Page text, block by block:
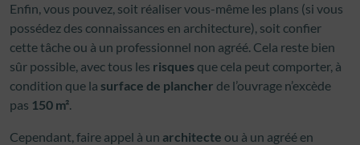
Enfin, vous pouvez, soit réaliser vous-même les plans (si vous
possédez des connaissances en architecture), soit confier
cette tâche ou à un professionnel non agréé. Cela reste bien
sûr possible, avec tous les risques que cela peut comporter, à
condition que la surface de plancher de l’ouvrage n’excède
pas 150 m².
Cependant, faire appel à un architecte ou à un agréé en